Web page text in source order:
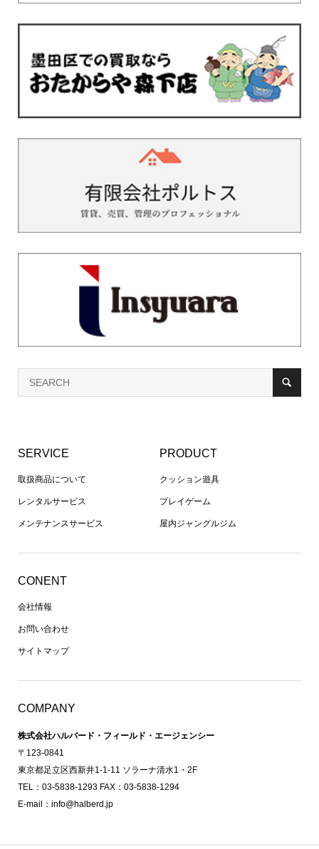
SERVICE
取扱商品について
レンタルサービス
メンテナンスサービス
PRODUCT
クッション遊具
プレイゲーム
屋内ジャングルジム
CONENT
会社情報
お問い合わせ
サイトマップ
COMPANY
株式会社ハルバード・フィールド・エージェンシー
〒123-0841
東京都足立区西新井1-1-11 ソラーナ清水1・2F
TEL：03-5838-1293 FAX：03-5838-1294
E-mail：info@halberd.jp